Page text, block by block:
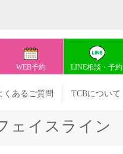
WEB予約 LINE相談・予約
くあるご質問 TCBについて
ェイスライン